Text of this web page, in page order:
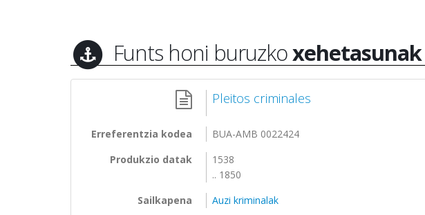
Funts honi buruzkoxehetasunak
Pleitos criminales
Erreferentzia kodea
BUA-AMB 0022424
Produkzio datak
1538
.. 1850
Sailkapena
Auzi kriminalak